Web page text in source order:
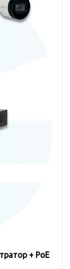
+ PoE